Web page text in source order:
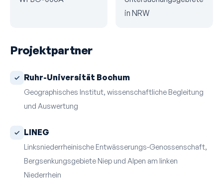
in NRW
Projektpartner
Ruhr-Universität Bochum
Geographisches Institut, wissenschaftliche Begleitung
und Auswertung
LINEG
Linksniederrheinische Entwässerungs-Genossenschaft,
Bergsenkungsgebiete Niep und Alpen am linken
Niederrhein